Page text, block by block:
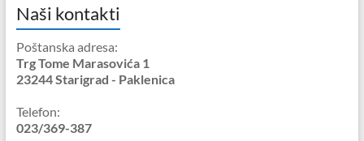
Naši kontakti
Poštanska adresa:
Trg Tome Marasovića 1
23244 Starigrad - Paklenica
Telefon:
023/369-387